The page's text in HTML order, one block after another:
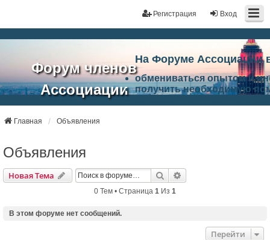
Вход
Регистрация
Форум членов
Ассоциации
портал"
На Форуме Ассоциации
обмениваться опытом и
получить необходимую
Ассоциации.
Главная Объявления
Объявления
Новая Тема Поиск
0 Тем • Страница 1 Из 1
В этом форуме нет сообщений.
Перейти